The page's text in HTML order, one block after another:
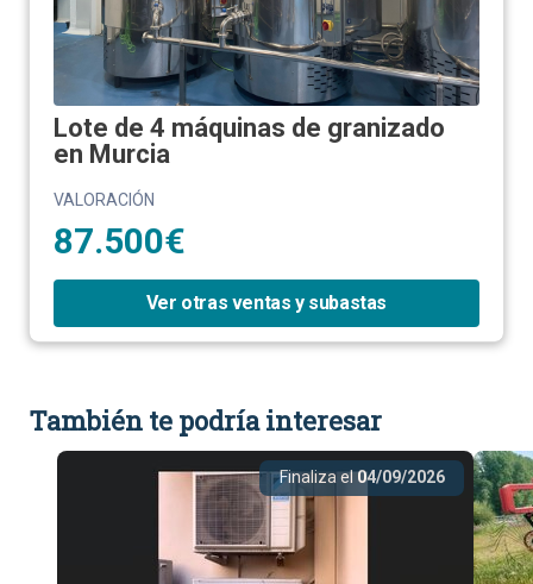
Lote de 4 máquinas de granizado
en Murcia
VALORACIÓN
87.500€
Ver otras ventas y subastas
También te podría interesar
Finaliza el04/09/2026